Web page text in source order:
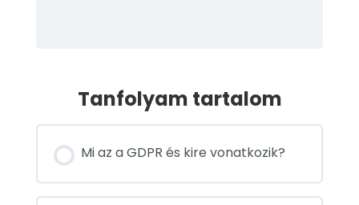
Tanfolyam tartalom
Mi az a GDPR és kire vonatkozik?